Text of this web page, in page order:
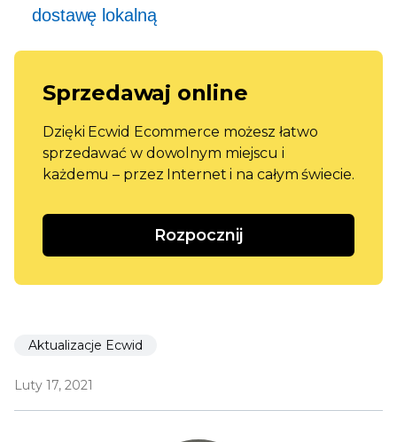
dostawę lokalną
Sprzedawaj online
Dzięki Ecwid Ecommerce możesz łatwo
sprzedawać w dowolnym miejscu i
każdemu – przez Internet i na całym świecie.
Rozpocznij
Aktualizacje Ecwid
Luty 17, 2021